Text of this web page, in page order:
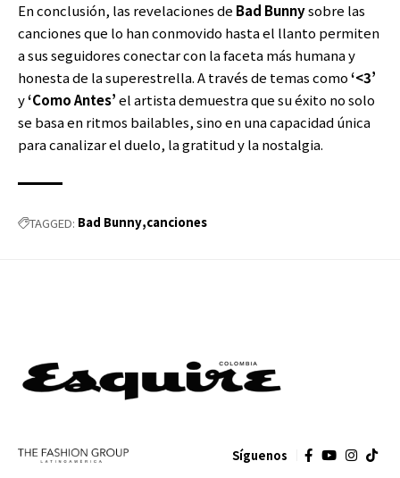
En conclusión, las revelaciones de Bad Bunnysobre las
canciones que lo han conmovido hasta el llanto permiten
a sus seguidores conectar con la faceta más humana y
honesta de la superestrella. A través de temas como‘<3’
y‘Como Antes’el artista demuestra que su éxito no solo
se basa en ritmos bailables, sino en una capacidad única
para canalizar el duelo, la gratitud y la nostalgia.
TAGGED: Bad Bunny canciones
Síguenos